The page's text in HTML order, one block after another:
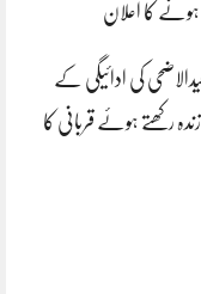
کا اعلان
کی ادائیگی کے
رکھتے ہوئے قربانی کا